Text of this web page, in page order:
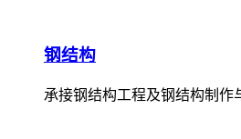
钢结构
承接钢结构工程及钢结构制作